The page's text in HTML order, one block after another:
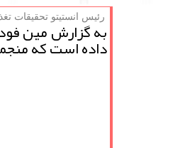
رئیس انستیتو تحقیقات
به گزارش مین
داده است که